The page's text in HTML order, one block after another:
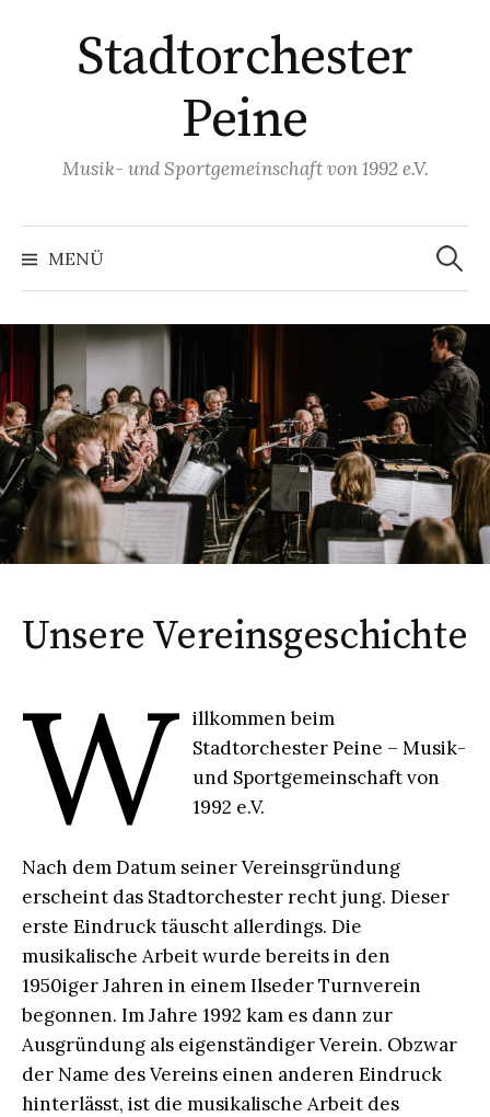
Stadtorchester
Peine
Musik- und Sportgemeinschaft von 1992 e.V.
MENÜ
Suchen
nach:
Unsere Vereinsgeschichte
W
illkommen beim
Stadtorchester Peine – Musik-
und Sportgemeinschaft von
1992 e.V.
Nach dem Datum seiner Vereinsgründung
erscheint das Stadtorchester recht jung. Dieser
erste Eindruck täuscht allerdings. Die
musikalische Arbeit wurde bereits in den
1950iger Jahren in einem Ilseder Turnverein
begonnen. Im Jahre 1992 kam es dann zur
Ausgründung als eigenständiger Verein. Obzwar
der Name des Vereins einen anderen Eindruck
hinterlässt, ist die musikalische Arbeit des